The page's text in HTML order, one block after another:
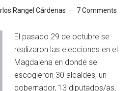
Rangel Cárdenas 7 Comments
El pasado 29 de octubre se
realizaron las elecciones en el
Magdalena en donde se
escogieron 30 alcaldes, un
gobernador, 13 diputados/as,